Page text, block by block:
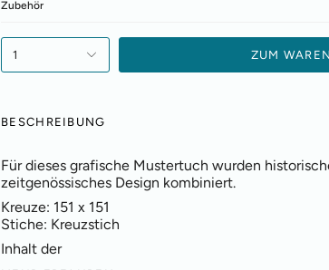
Zubehör
1 ZUM
BESCHREIBUNG
Für dieses grafische Mustertuch wurden
zeitgenössisches Design kombiniert.
Kreuze: 151 x 151
Stiche: Kreuzstich
Inhalt der